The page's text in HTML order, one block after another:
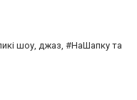
шоу, джаз, #НаШапку та